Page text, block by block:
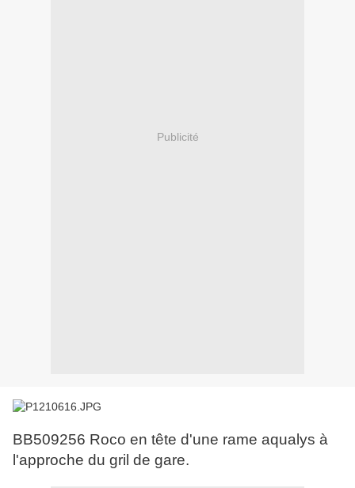
Publicité
BB509256 Roco en tête d'une rame aqualys à
l'approche du gril de gare.